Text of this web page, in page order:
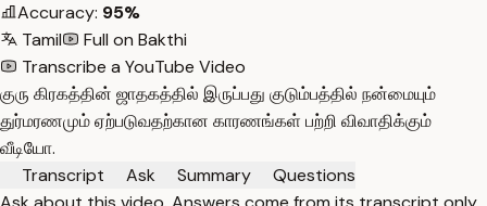
Accuracy: 95%
Tamil
Full on Bakthi
Transcribe a YouTube Video
குரு கிரகத்தின் ஜாதகத்தில் இருப்பது குடும்பத்தில் நன்மையும்
துர்மரணமும் ஏற்படுவதற்கான காரணங்கள் பற்றி விவாதிக்கும்
வீடியோ.
Transcript
Ask Summary
Questions